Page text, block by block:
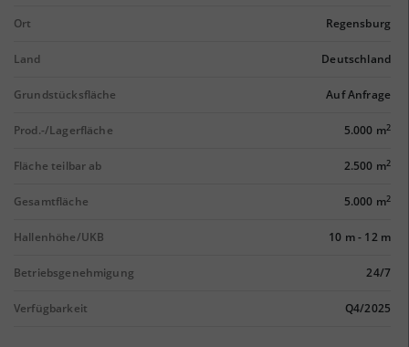
Ort Regensburg
Land Deutschland
Grundstücksfläche Auf Anfrage
Prod.-/Lagerfläche 5.000 m2
Fläche teilbar ab 2.500 m2
Gesamtfläche 5.000 m2
Hallenhöhe/UKB 10 m- 12 m
Betriebsgenehmigung 24/7
Verfügbarkeit Q4/2025